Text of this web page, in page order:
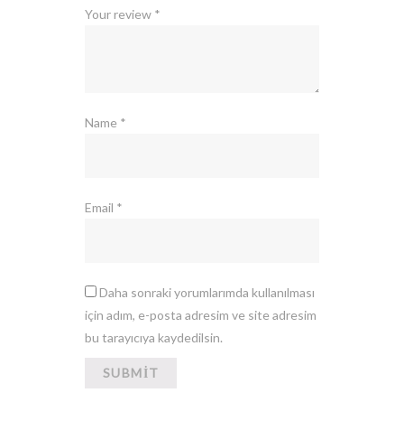
Your review *
Name *
Email *
Daha sonraki yorumlarımda kullanılması
için adım, e-posta adresim ve site adresim
bu tarayıcıya kaydedilsin.